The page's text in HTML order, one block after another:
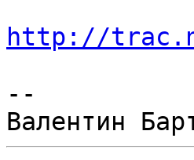
http://
--